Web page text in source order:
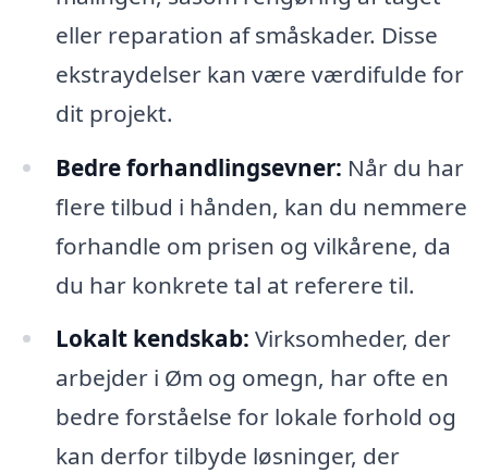
eller reparation af småskader. Disse
ekstraydelser kan være værdifulde for
dit projekt.
Bedre forhandlingsevner: Når du har
flere tilbud i hånden, kan du nemmere
forhandle om prisen og vilkårene, da
du har konkrete tal at referere til.
Lokalt kendskab: Virksomheder, der
arbejder i Øm og omegn, har ofte en
bedre forståelse for lokale forhold og
kan derfor tilbyde løsninger, der